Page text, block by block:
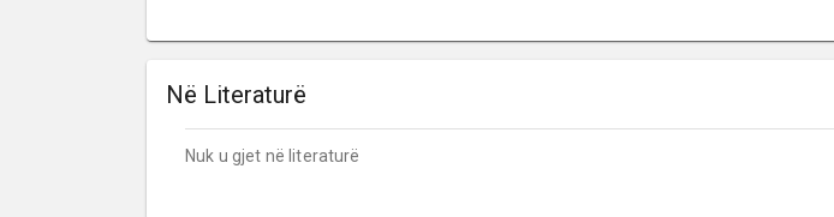
Në Literaturë
Nuk u gjet në literaturë